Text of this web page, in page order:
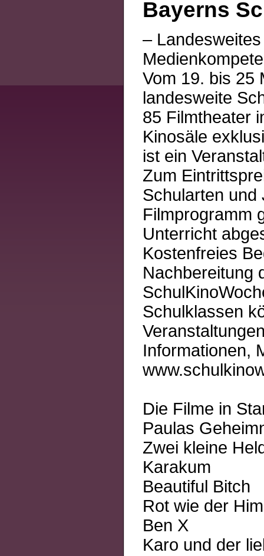
Bayerns
–
Vom 19. bis 25
landesweite
85 Filmtheater
Kinosäle
ist ein
Zum
Schularten und
Filmprogramm
Unterricht
Kostenfreies
Nachbereitung
Schulklassen
Informationen,
Die Filme in
Paulas
Zwei kleine
Karakum
Beautiful Bitch
Rot wie der
Ben X
Karo und der